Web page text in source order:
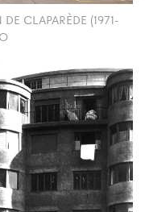
CLAPARÈDE (1971-